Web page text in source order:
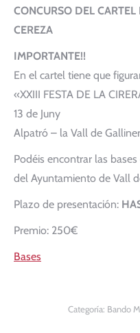
CONCURSO DEL
CEREZA
IMPORTANTE!!
En el cartel tiene que
«XXIII FESTA DE LA
13 de Juny
Alpatró – la Vall de
Podéis encontrar las
del Ayuntamiento de Vall
Plazo de presentación:
Premio: 250€
Bases
Categoría: Bando